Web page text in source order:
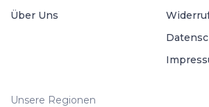
Über Uns
Unsere Regionen